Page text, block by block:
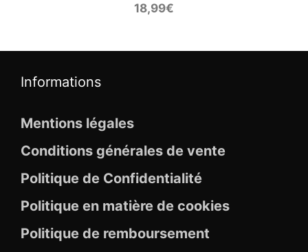
18,99€
Informations
Mentions légales
Conditions générales de vente
Politique de Confidentialité
Politique en matière de cookies
Politique de remboursement